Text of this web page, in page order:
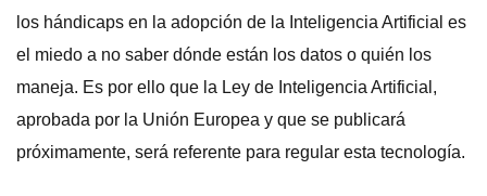
los hándicaps en la adopción de la Inteligencia Artificial es
el miedo a no saber dónde están los datos o quién los
maneja. Es por ello que la Ley de Inteligencia Artificial,
aprobada por la Unión Europea y que se publicará
próximamente, será referente para regular esta tecnología.